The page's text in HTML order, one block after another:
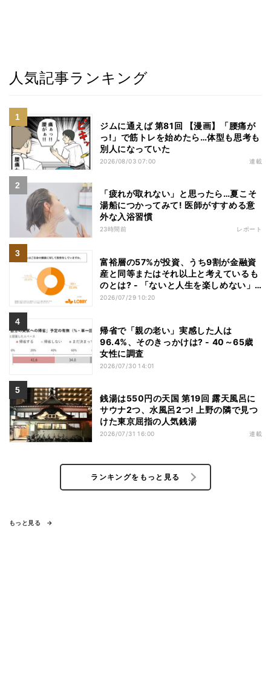
人気記事ランキング
ジムに通えば 第81回 【漫画】「腰痛が
っ!」で筋トレを始めたら…体型も思考も
別人になっていた
2026/08/03 07:00 連載
「疲れが取れない」と思ったら…夏こそ
湯船につかってみて! 医師がすすめる意
外な入浴習慣
23時間前 レポート
富裕層の57%が投資、うち9割が金融資
産と同等またはそれ以上と考えているも
のとは? - 「ないと人生を楽しめない」
「人生の幸福度に直結する」「一度失え
2026/07/29 10:20
帰省で「親の老い」実感した人は
96.4%、そのきっかけは? - 40～65歳
女性に調査
2026/07/30 14:01
銭湯は550円の天国 第19回 露天風呂に
サウナ2つ、水風呂2つ! 上野の隣で見つ
けた東京屈指の人気銭湯
2026/07/31 16:00 連載
ランキングをもっと見る
もっと見る